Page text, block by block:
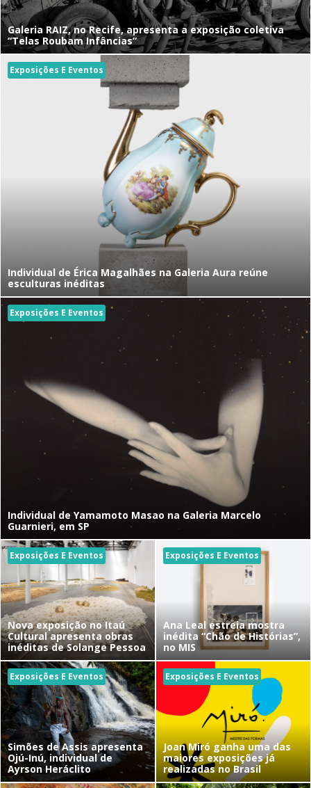
Galeria RAIZ, no Recife, apresenta a exposição coletiva
“Telas Roubam Infâncias”
Exposições E Eventos
Individual de Érica Magalhães na Galeria Aura reúne
esculturas inéditas
Exposições E Eventos
Individual de Yamamoto Masao na Galeria Marcelo
Guarnieri, em SP
Exposições E Eventos
Nova exposição no Itaú
Cultural apresenta obras
inéditas de Solange Pessoa
Exposições E Eventos
Ana Leal estreia mostra
inédita “Chão de Histórias”,
no MIS
Exposições E Eventos
Simões de Assis apresenta
Ojú-Inú, individual de
Ayrson Heráclito
Exposições E Eventos
Joan Miró ganha uma das
maiores exposições já
realizadas no Brasil